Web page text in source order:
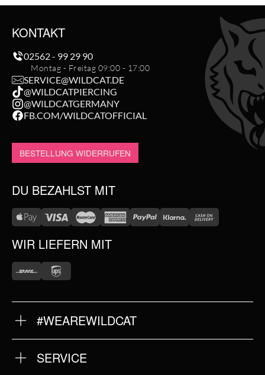
KONTAKT
02562 - 99 29 90
Montag - Freitag 09:00 - 17:00
SERVICE@WILDCAT.DE
@WILDCATPIERCING
@WILDCATGERMANY
FB.COM/WILDCATOFFICIAL
BESTELLUNG WIDERRUFEN
DU BEZAHLST MIT
WIR LIEFERN MIT
#WEAREWILDCAT
HISTORIE
QUALITÄT
STORES
SERVICE